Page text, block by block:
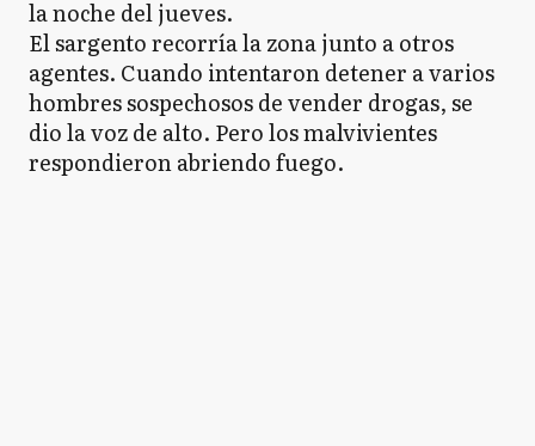
la noche del jueves.
El sargento recorría la zona junto a otros
agentes. Cuando intentaron detener a varios
hombres sospechosos de vender drogas, se
dio la voz de alto. Pero los malvivientes
respondieron abriendo fuego.